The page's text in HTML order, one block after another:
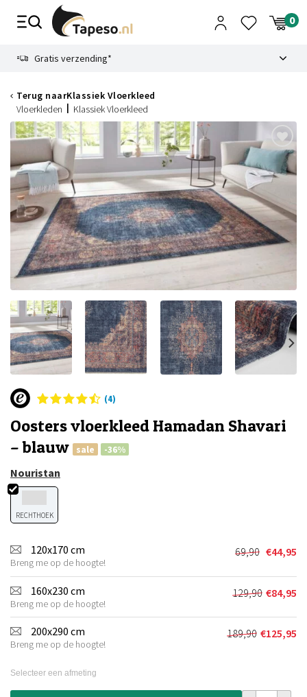
Gratis verzending*
Terug naarKlassiek Vloerkleed
Vloerkleden
Klassiek Vloerkleed
(4)
Oosters vloerkleed Hamadan Shavari
– blauw
sale -36%
Nouristan
RECHTHOEK
120x170 cm
Breng me op de hoogte!
69,90
prijs
was:
€69,90.
€44,95
Huidige
prijs
is:
€44,95.
160x230 cm
Breng me op de hoogte!
129,90
prijs
was:
€129,90.
€84,95
Huidige
prijs
is:
€84,95.
200x290 cm
Breng me op de hoogte!
189,90 €125,95
Huidige
Selecteer een afmeting